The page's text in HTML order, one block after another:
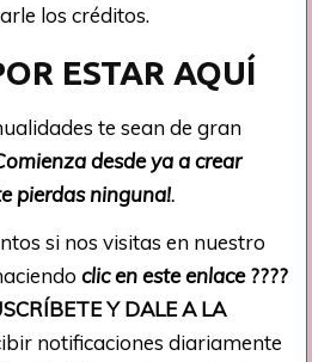
los créditos.
ESTAR AQUÍ
te sean de gran
desde ya a crear
pierdas ninguna!.
si nos visitas en nuestro
clic en este enlace ????
Y DALE A LA
notificaciones diariamente